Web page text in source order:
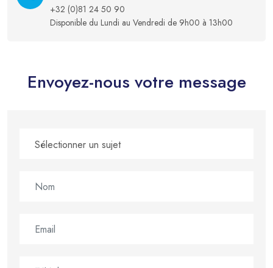
+32 (0)81 24 50 90
Disponible du Lundi au Vendredi de 9h00 à 13h00
Envoyez-nous votre message